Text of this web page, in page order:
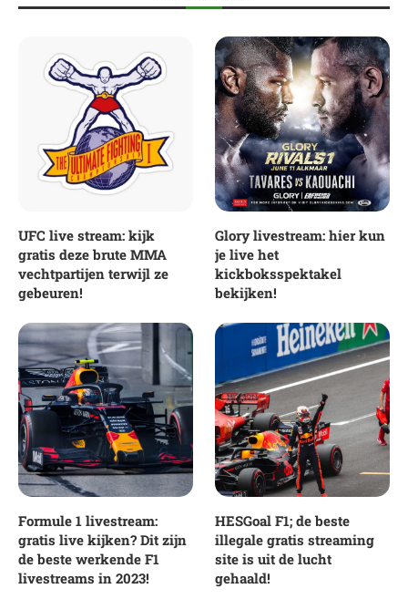
UFC live stream: kijk
gratis deze brute MMA
vechtpartijen terwijl ze
gebeuren!
Glory livestream: hier kun
je live het
kickboksspektakel
bekijken!
Formule 1 livestream:
gratis live kijken? Dit zijn
de beste werkende F1
livestreams in 2023!
HESGoal F1; de beste
illegale gratis streaming
site is uit de lucht
gehaald!